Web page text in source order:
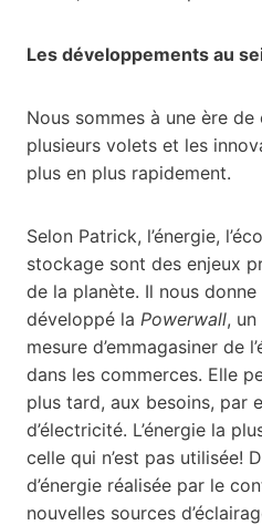
Les développements au
Nous sommes à une ère
plusieurs volets et les
plus en plus rapidement.
Selon Patrick, l’énergie,
stockage sont des enjeux
de la planète. Il nous donne
développé la Powerwall,
mesure d’emmagasiner de
dans les commerces. Elle
plus tard, aux besoins, par
d’électricité. L’énergie la
celle qui n’est pas utilisée!
d’énergie réalisée par le
nouvelles sources